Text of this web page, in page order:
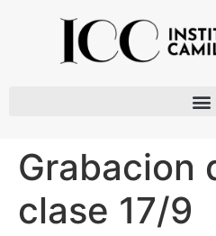
Grabacion
clase 17/9